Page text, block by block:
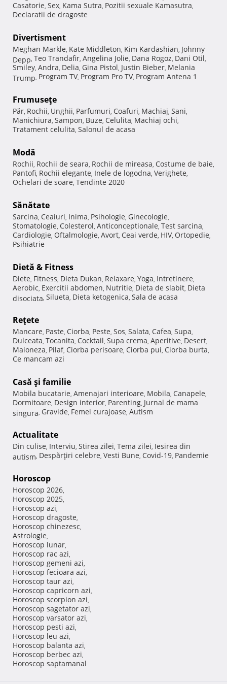
Casatorie, Sex, Kama Sutra, Pozitii sexuale Kamasutra,
Declaratii de dragoste
Divertisment
Meghan Markle, Kate Middleton, Kim Kardashian, Johnny
Depp, Teo Trandafir, Angelina Jolie, Dana Rogoz, Dani Otil,
Smiley, Andra, Delia, Gina Pistol, Justin Bieber, Melania
Trump, Program TV, Program Pro TV, Program Antena 1
Frumuseţe
Păr, Rochii, Unghii, Parfumuri, Coafuri, Machiaj, Sani,
Manichiura, Sampon, Buze, Celulita, Machiaj ochi,
Tratament celulita, Salonul de acasa
Modă
Rochii, Rochii de seara, Rochii de mireasa, Costume de baie,
Pantofi, Rochii elegante, Inele de logodna, Verighete,
Ochelari de soare, Tendinte 2020
Sănătate
Sarcina, Ceaiuri, Inima, Psihologie, Ginecologie,
Stomatologie, Colesterol, Anticonceptionale, Test sarcina,
Cardiologie, Oftalmologie, Avort, Ceai verde, HIV, Ortopedie,
Psihiatrie
Dietă & Fitness
Diete, Fitness, Dieta Dukan, Relaxare, Yoga, Intretinere,
Aerobic, Exercitii abdomen, Nutritie, Dieta de slabit, Dieta
disociata, Silueta, Dieta ketogenica, Sala de acasa
Reţete
Mancare, Paste, Ciorba, Peste, Sos, Salata, Cafea, Supa,
Dulceata, Tocanita, Cocktail, Supa crema, Aperitive, Desert,
Maioneza, Pilaf, Ciorba perisoare, Ciorba pui, Ciorba burta,
Ce mancam azi
Casă şi familie
Mobila bucatarie, Amenajari interioare, Mobila, Canapele,
Dormitoare, Design interior, Parenting, Jurnal de mama
singura, Gravide, Femei curajoase, Autism
Actualitate
Din culise, Interviu, Stirea zilei, Tema zilei, Iesirea din
autism, Despărţiri celebre, Vesti Bune, Covid-19, Pandemie
Horoscop
Horoscop 2026,
Horoscop 2025,
Horoscop azi,
Horoscop dragoste,
Horoscop chinezesc,
Astrologie,
Horoscop lunar,
Horoscop rac azi,
Horoscop gemeni azi,
Horoscop fecioara azi,
Horoscop taur azi,
Horoscop capricorn azi,
Horoscop scorpion azi,
Horoscop sagetator azi,
Horoscop varsator azi,
Horoscop pesti azi,
Horoscop leu azi,
Horoscop balanta azi,
Horoscop berbec azi,
Horoscop saptamanal